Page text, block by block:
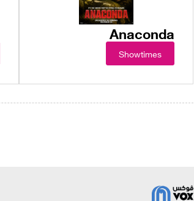
Anaconda
Showtimes